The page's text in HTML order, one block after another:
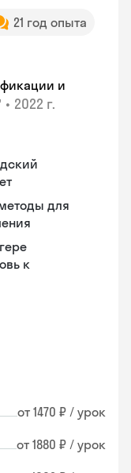
21 год опыта
и
• 2022 г.
для
к
от 1470 ₽ / урок
от 1880 ₽ / урок